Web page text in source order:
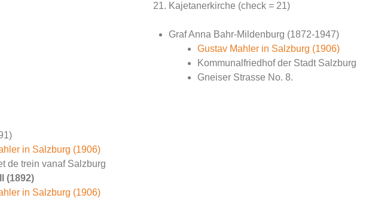
Kajetanerkirche (check = 21)
Graf Anna Bahr-Mildenburg (1872-1947)
Gustav Mahler in Salzburg (1906)
Kommunalfriedhof der Stadt Salzburg
Gneiser Strasse No. 8.
in Salzburg (1906)
de trein vanaf Salzburg
(1892)
in Salzburg (1906)